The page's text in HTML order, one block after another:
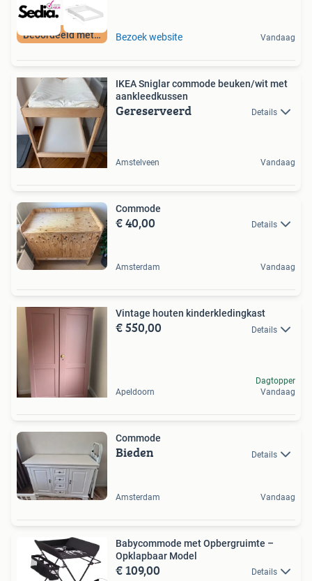
Beoordeeld met 9+ Bezoek website Vandaag
IKEA Sniglar commode beuken/wit met
aankleedkussen
Gereserveerd Details
Amstelveen Vandaag
Commode
€ 40,00 Details
Amsterdam Vandaag
Vintage houten kinderkledingkast
€ 550,00 Details
Apeldoorn
Dagtopper
Vandaag
Commode
Bieden Details
Amsterdam Vandaag
Babycommode met Opbergruimte –
Opklapbaar Model
€ 109,00 Details